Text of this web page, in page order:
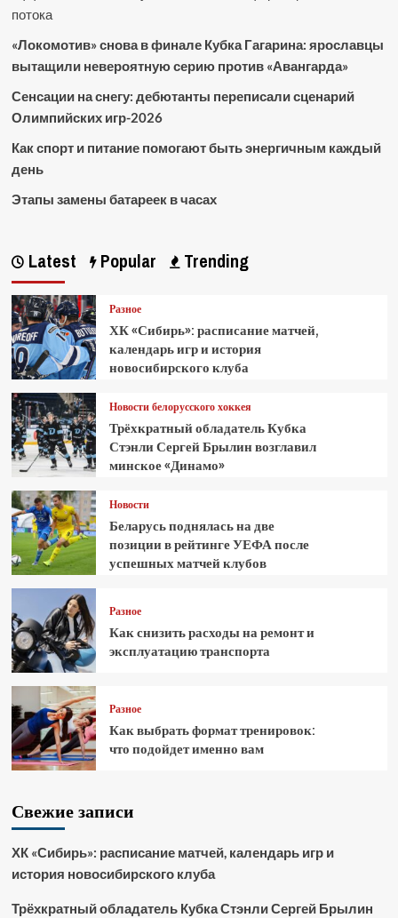
потока
«Локомотив» снова в финале Кубка Гагарина: ярославцы
вытащили невероятную серию против «Авангарда»
Сенсации на снегу: дебютанты переписали сценарий
Олимпийских игр-2026
Как спорт и питание помогают быть энергичным каждый
день
Этапы замены батареек в часах
Latest Popular Trending
Разное
ХК «Сибирь»: расписание матчей,
календарь игр и история
новосибирского клуба
Новости белорусского хоккея
Трёхкратный обладатель Кубка
Стэнли Сергей Брылин возглавил
минское «Динамо»
Новости
Беларусь поднялась на две
позиции в рейтинге УЕФА после
успешных матчей клубов
Разное
Как снизить расходы на ремонт и
эксплуатацию транспорта
Разное
Как выбрать формат тренировок:
что подойдет именно вам
Свежие записи
ХК «Сибирь»: расписание матчей, календарь игр и
история новосибирского клуба
Трёхкратный обладатель Кубка Стэнли Сергей Брылин